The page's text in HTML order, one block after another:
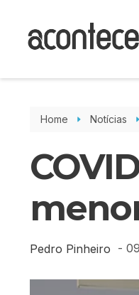
Home Notícias
Pedro Pinheiro -